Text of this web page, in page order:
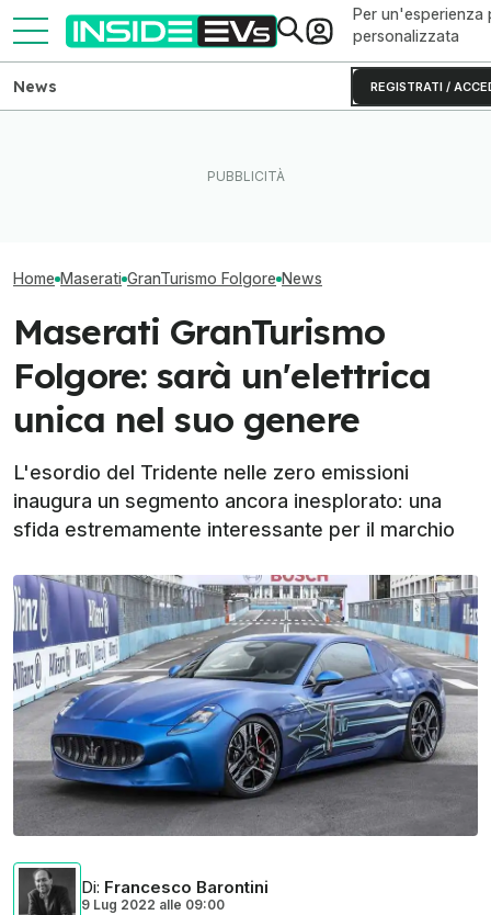
Per un'esperienza
personalizzata
REGISTRATI /
News
Home Maserati GranTurismo Folgore News
Maserati GranTurismo
Folgore: sarà un'elettrica
unica nel suo genere
L'esordio del Tridente nelle zero emissioni
inaugura un segmento ancora inesplorato: una
sfida estremamente interessante per il marchio
Di: Francesco Barontini
9 Lug 2022 alle 09:00